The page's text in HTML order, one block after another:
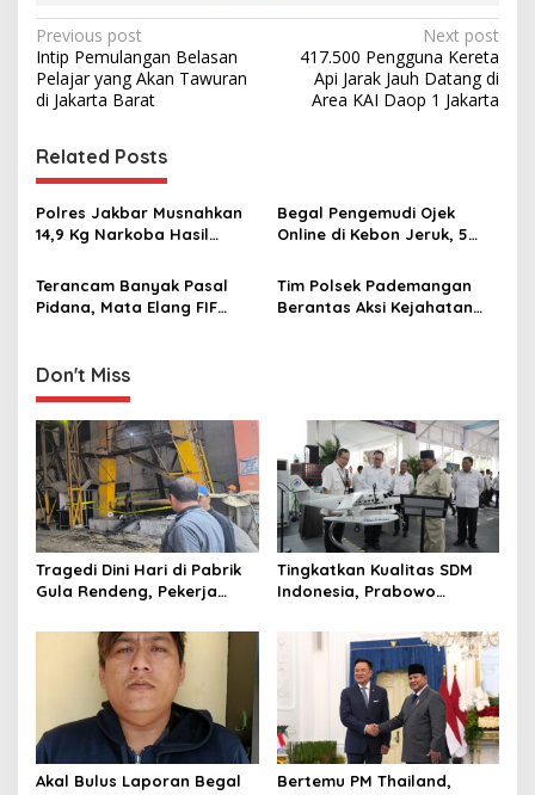
P
o
s
t
n
a
v
i
g
t
i
o
n
Previous post
Intip Pemulangan Belasan
Pelajar yang Akan Tawuran
di Jakarta Barat
Next post
417.500 Pengguna Kereta
Api Jarak Jauh Datang di
Area KAI Daop 1 Jakarta
Related Posts
Polres Jakbar Musnahkan
14,9 Kg Narkoba Hasil
3 Bulan
Begal Pengemudi Ojek
Online di Kebon Jeruk, 5
Motifnya Ingin Konsumsi
Narkoba
Terancam Banyak Pasal
Pidana, Mata Elang FIF
Tim Polsek Pademangan
Berantas Aksi Kejahatan
Don't Miss
Tragedi Dini Hari di Pabrik
Gula Rendeng, Pekerja
Pengangkat Tebu
Tingkatkan Kualitas SDM
Indonesia, Prabowo
hingga Undang Universitas
Terbaik Dunia
Akal Bulus Laporan Begal
Bertemu PM Thailand,